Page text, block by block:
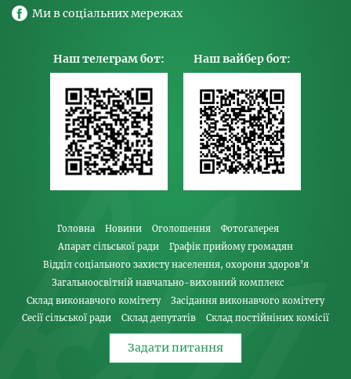
Ми в соціальних мережах
Наш телеграм бот: Наш вайбер бот:
Головна Новини Оголошення
Фотогалерея
Апарат сільської ради
Графік прийому громадян
Відділ соціального захисту населення, охорони здоров’я
Загальноосвітній навчально-виховний комплекс
Склад виконавчого комітету
Засідання виконавчого комітету
Сесії сільської ради
Склад депутатів Склад постійніних комісії
Задати питання